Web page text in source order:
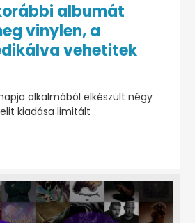
albumát
vinylen, a
vehetitek
alkalmából elkészült négy
kiadása limitált